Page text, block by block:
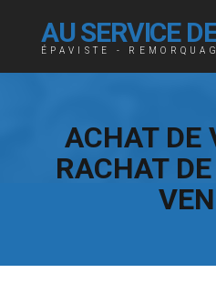
AU SERVICE
ÉPAVISTE -
ACHAT DE
RACHAT